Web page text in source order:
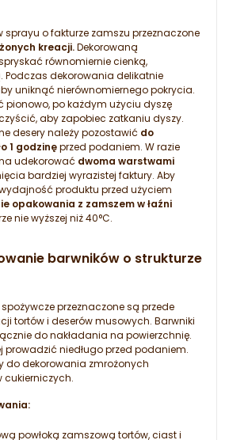
sprayu o fakturze zamszu przeznaczone
kreacji.Dekorowaną
równomiernie cienką,
dekorowania delikatnie
uniknąć nierównomiernego pokrycia.
pionowo, po każdym użyciu dyszę
aby zapobiec zatkaniu dyszy.
desery należy pozostawić do
1 godzinęprzed podaniem. W razie
udekorować dwoma warstwami
bardziej wyrazistej faktury. Aby
produktu przed użyciem
opakowania z zamszem w łaźni
nie wyższej niż 40°C.
barwników o strukturze
przeznaczone są przede
tortów i deserów musowych. Barwniki
do nakładania na powierzchnię.
prowadzić niedługo przed podaniem.
do dekorowania zmrożonych
cukierniczych.
powłoką zamszową tortów, ciast i